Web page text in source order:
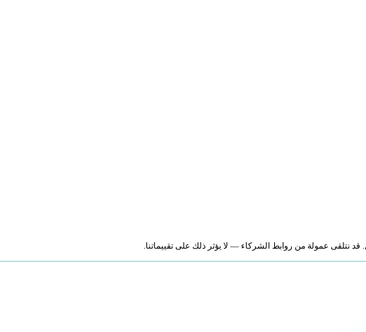
نتلقى عمولة من روابط الشركاء — لا يؤثر ذلك على تقييماتنا.